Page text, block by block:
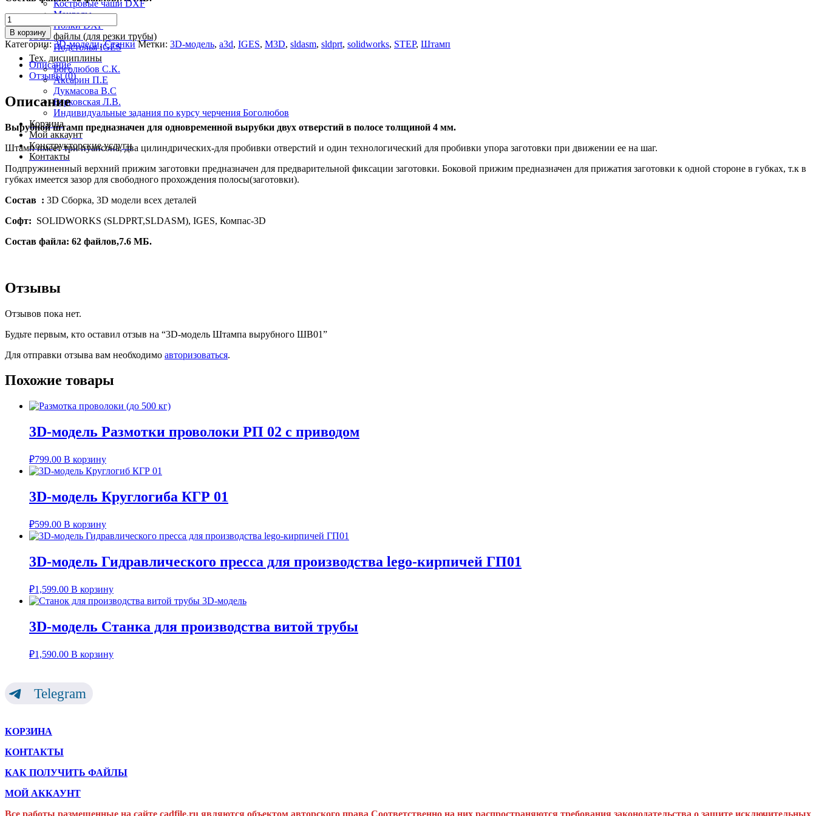
Костровые чаши DXF
Мангалы
Полки DXF
IGES файлы (для резки трубы)
Подстолья IGES
Тех. дисциплины
Боголюбов С.К.
Аксарин П.Е
Дукмасова В.С
Борковская Л.В.
Индивидуальные задания по курсу черчения Боголюбов
Корзина
Мой аккаунт
Конструкторские услуги
Контакты
Количество
товара
3D-
модель
Штампа
вырубного
ШВ01
В корзину
Категории:3D-модели,Станки Метки: 3D-модель, a3d, IGES, M3D, sldasm, sldprt, solidworks, STEP, Штамп
Описание
Отзывы (0)
Описание
Вырубной штамп предназначен для одновременной вырубки двух отверстий в полосе толщиной 4 мм.
Штамп имеет три пуансона, два цилиндрических-для пробивки отверстий и один технологический для пробивки упора заготовки при движении ее на шаг.
Подпружиненный верхний прижим заготовки предназначен для предварительной фиксации заготовки. Боковой прижим предназначен для прижатия заготовки к одной стороне в губках, т.к в
губках имеется зазор для свободного прохождения полосы(заготовки).
Состав : 3D Сборка, 3D модели всех деталей
Софт: SOLIDWORKS (SLDPRT,SLDASM), IGES, Компас-3D
Состав файла: 62 файлов,7.6 МБ.
Отзывы
Отзывов пока нет.
Будьте первым, кто оставил отзыв на “3D-модель Штампа вырубного ШВ01”
Для отправки отзыва вам необходимо авторизоваться.
Похожие товары
3D-модель Размотки проволоки РП 02 с приводом
₽799.00 В корзину
3D-модель Круглогиба КГР 01
₽599.00 В корзину
3D-модель Гидравлического пресса для производства lego-кирпичей ГП01
₽1,599.00 В корзину
3D-модель Станка для производства витой трубы
₽1,590.00 В корзину
Telegram
КОРЗИНА
КОНТАКТЫ
КАК ПОЛУЧИТЬ ФАЙЛЫ
МОЙ АККАУНТ
Все работы размещенные на сайте cadfile.ru являются объектом авторского права Соответственно на них распространяются требования законодательства о защите исключительных